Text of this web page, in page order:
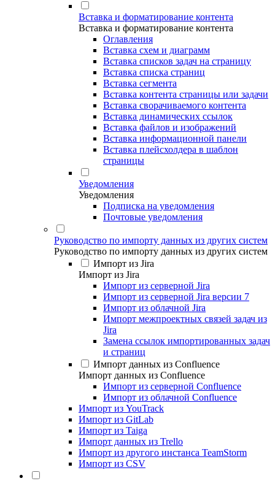
Вставка и форматирование контента
Вставка и форматирование контента
Оглавления
Вставка схем и диаграмм
Вставка списков задач на страницу
Вставка списка страниц
Вставка сегмента
Вставка контента страницы или задачи
Вставка сворачиваемого контента
Вставка динамических ссылок
Вставка файлов и изображений
Вставка информационной панели
Вставка плейсхолдера в шаблон
страницы
Уведомления
Уведомления
Подписка на уведомления
Почтовые уведомления
Руководство по импорту данных из других систем
Руководство по импорту данных из других систем
Импорт из Jira
Импорт из Jira
Импорт из серверной Jira
Импорт из серверной Jira версии 7
Импорт из облачной Jira
Импорт межпроектных связей задач из
Jira
Замена ссылок импортированных задач
и страниц
Импорт данных из Confluence
Импорт данных из Confluence
Импорт из серверной Confluence
Импорт из облачной Confluence
Импорт из YouTrack
Импорт из GitLab
Импорт из Taiga
Импорт данных из Trello
Импорт из другого инстанса TeamStorm
Импорт из CSV